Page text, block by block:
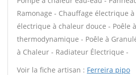
Ramonage - Chauffage électrique
électrique à chaleur douce - Poêle
thermodynamique - Poêle à
à Chaleur - Radiateur Électrique -
Voir la fiche artisan : Ferreira pipo